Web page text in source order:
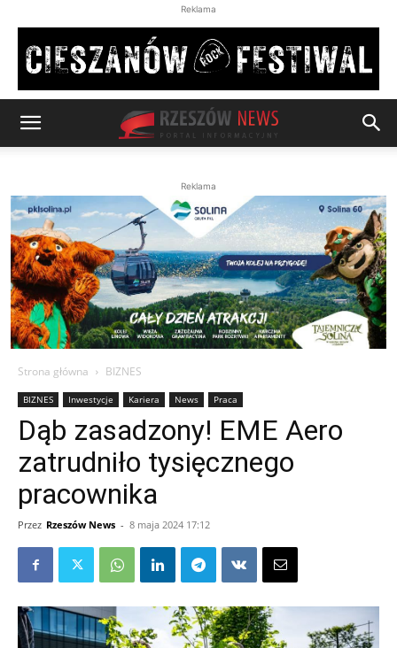
Reklama
Reklama
Strona główna BIZNES
BIZNES Inwestycje Kariera News Praca
Dąb zasadzony! EME Aero
zatrudniło tysięcznego
pracownika
Przez Rzeszów News - 8 maja 2024 17:12